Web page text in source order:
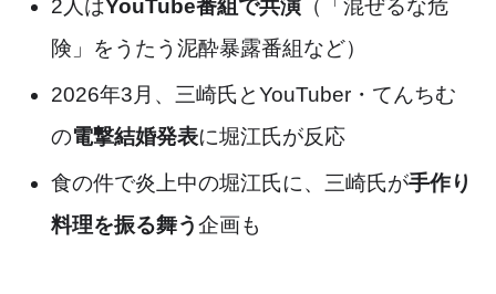
2人はYouTube番組で共演（「混ぜるな危
険」をうたう泥酔暴露番組など）
2026年3月、三崎氏とYouTuber・てんちむ
の電撃結婚発表に堀江氏が反応
食の件で炎上中の堀江氏に、三崎氏が手作り
料理を振る舞う企画も